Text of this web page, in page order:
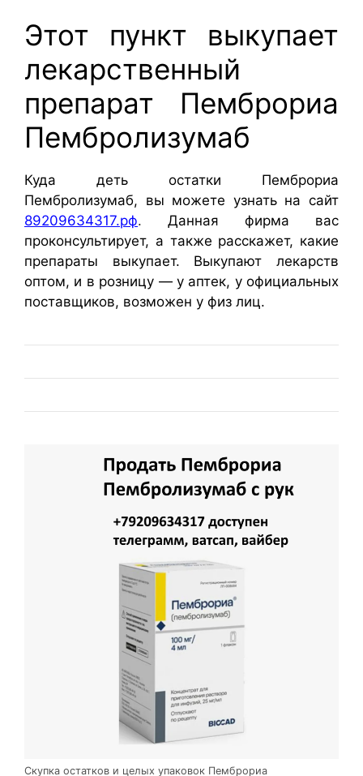
Этот пункт выкупает
лекарственный
препарат Пемброриа
Пембролизумаб
Куда деть остатки Пемброриа
Пембролизумаб, вы можете узнать на сайт
89209634317.рф. Данная фирма вас
проконсультирует, а также расскажет, какие
препараты выкупает. Выкупают лекарств
оптом, и в розницу — у аптек, у официальных
поставщиков, возможен у физ лиц.
Скупка остатков и целых упаковок Пемброриа